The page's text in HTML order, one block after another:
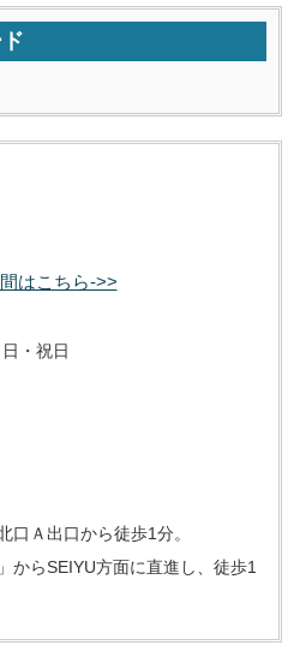
はこちら->>
・祝日
口Ａ出口から徒歩1分。
からSEIYU方面に直進し、徒歩1